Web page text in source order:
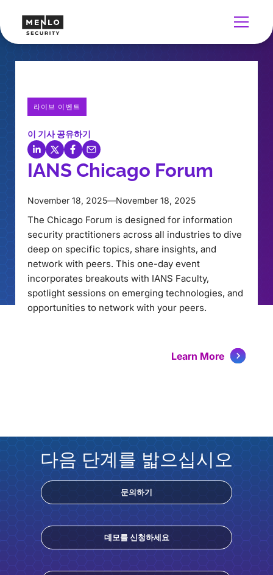
라이브 이벤트
이 기사 공유하기
IANS Chicago Forum
November 18, 2025—November 18, 2025
The Chicago Forum is designed for information
security practitioners across all industries to dive
deep on specific topics, share insights, and
network with peers. This one-day event
incorporates breakouts with IANS Faculty,
spotlight sessions on emerging technologies, and
opportunities to network with your peers.
Learn More
다음 단계를 밟으십시오
문의하기
데모를 신청하세요